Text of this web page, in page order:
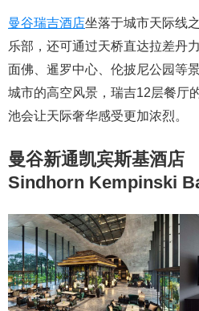
曼谷瑞吉酒店坐落于城市天际线
乐部，还可通过天桥直达拉差丹
面佛、暹罗中心、伦披尼公园等
城市的高空风景，瑞吉12层餐厅
池会让天际奢华感受更加浓烈。
曼谷新通凯宾斯基酒店
Sindhorn Kempinski